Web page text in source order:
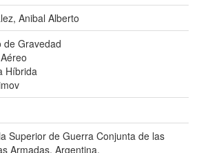
Anibal Alberto
de Gravedad
Híbrida
Superior de Guerra Conjunta de las
Armadas. Argentina.